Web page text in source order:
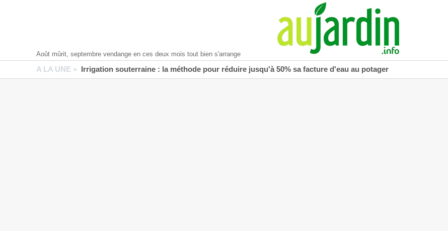
Août mûrit, septembre vendange en ces deux mois tout bien s'arrange
A LA UNE » Irrigation souterraine : la méthode pour réduire jusqu'à 50% sa facture d'eau au potager